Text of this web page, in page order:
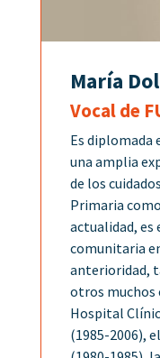
María
Vocal de
Es diplomada
una amplia
de los
Primaria
actualidad, es
comunitaria
anterioridad,
otros muchos
Hospital
(1985-2006),